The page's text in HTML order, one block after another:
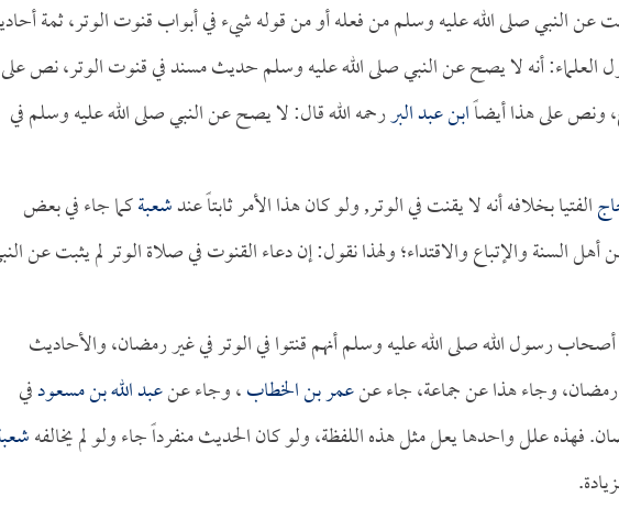
عن النبي صلى الله عليه وسلم من فعله أو من قوله شيء في أبواب قنوت الوتر، ثمة
يقول العلماء: أنه لا يصح عن النبي صلى الله عليه وسلم حديث مسند في قنوت الوتر، نص على
ونص على هذا أيضاًابن عبد البررحمه الله قال: لا يصح عن النبي صلى الله عليه وسلم في
الفتيا بخلافه أنه لا يقنت في الوتر, ولو كان هذا الأمر ثابتاً عندشعبةكما جاء في بعض
أهل السنة والإتباع والاقتداء؛ ولهذا نقول: إن دعاء القنوت في صلاة الوتر لم يثبت عن
أصحاب رسول الله صلى الله عليه وسلم أنهم قنتوا في الوتر في غير رمضان، والأحاديث
رمضان، وجاء هذا عن جماعة، جاء عنعمر بن الخطاب، وجاء عنعبد الله بن مسعودفي
فهذه علل واحدها يعل مثل هذه اللفظة، ولو كان الحديث منفرداً جاء ولو لم يخالفه